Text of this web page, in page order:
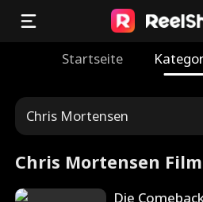
Startseite
Chris Mortensen
Chris Mortensen
Die